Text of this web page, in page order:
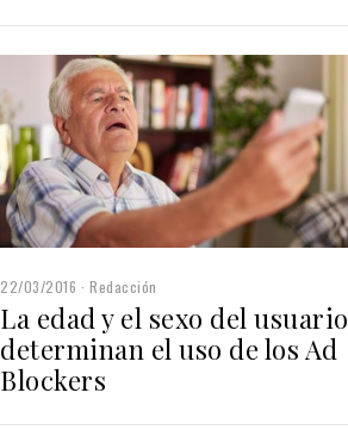
22/03/2016 Redacción
La edad y el sexo del usuario
determinan el uso de los Ad
Blockers